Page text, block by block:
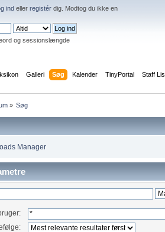
ind eller registér dig. Modtog du ikke en
og sessionslængde
Galleri Søg Kalender TinyPortal Staff
» Søg
Manager